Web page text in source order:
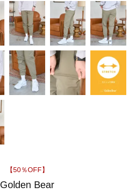
【50％OFF】
Golden Bear